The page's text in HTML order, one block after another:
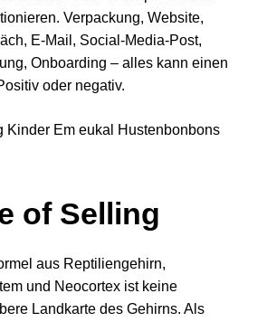
Verpackung, Website,
E-Mail, Social-Media-Post,
Onboarding – alles kann einen
oder negativ.
of Selling
aus Reptiliengehirn,
und Neocortex ist keine
Landkarte des Gehirns. Als